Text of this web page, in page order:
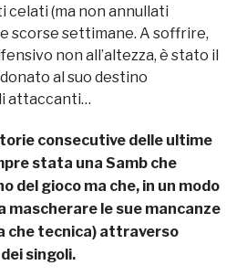
(ma non annullati
scorse settimane. A soffrire,
non all’altezza, è stato il
al suo destino
attaccanti…
consecutive delle ultime
stata una Samb che
del gioco ma che, in un modo
mascherare le sue mancanze
che tecnica) attraverso
singoli.